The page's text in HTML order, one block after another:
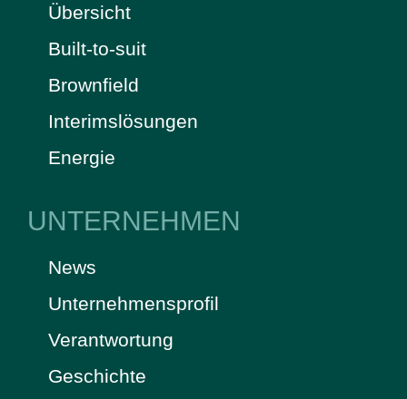
Übersicht
Built-to-suit
Brownfield
Interimslösungen
Energie
UNTERNEHMEN
News
Unternehmensprofil
Verantwortung
Geschichte